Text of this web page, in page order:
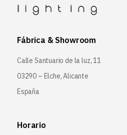
Fábrica & Showroom
Calle Santuario de la luz, 11
03290 – Elche, Alicante
España
Horario